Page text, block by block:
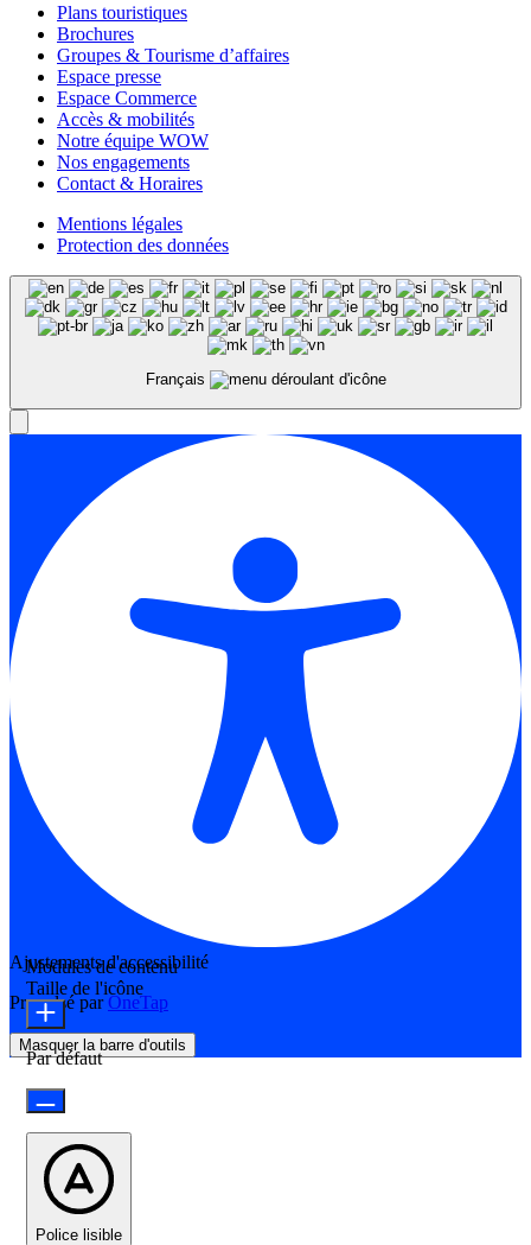
Plans touristiques
Brochures
Groupes & Tourisme d’affaires
Espace presse
Espace Commerce
Accès & mobilités
Notre équipe WOW
Nos engagements
Contact & Horaires
Mentions légales
Protection des données
Français
Ajustements d'accessibilité
Propulsé parOneTap
Masquer la barre d'outils
Modules de contenu
Taille de l'icône
Par défaut
Police lisible